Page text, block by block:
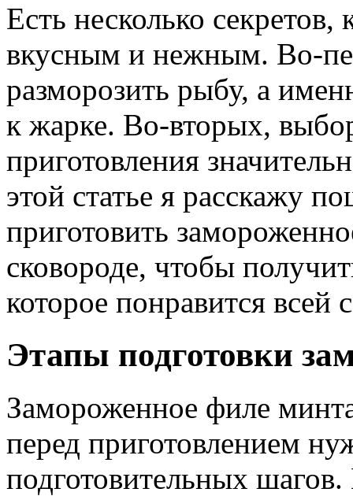
Есть несколько
вкусным и нежным. Во-
разморозить рыбу, а
к жарке. Во-вторых,
приготовления
этой статье я расскажу
приготовить
сковороде, чтобы
которое понравится всей
Этапы подготовки
Замороженное филе
перед приготовлением
подготовительных